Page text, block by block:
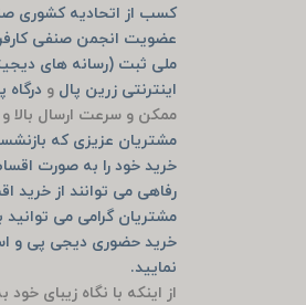
کسب از اتحادیه کشوری
عضویت انجمن صنفی
ملی ثبت (رسانه های
اینترنتی زرین پال و
ممکن و سرعت ارسال بالا و
مشتریان عزیزی که
خرید خود را به صورت
رفاهی می توانند از خرید
مشتریان گرامی می
نمایید.
از اینکه با نگاه زیبای